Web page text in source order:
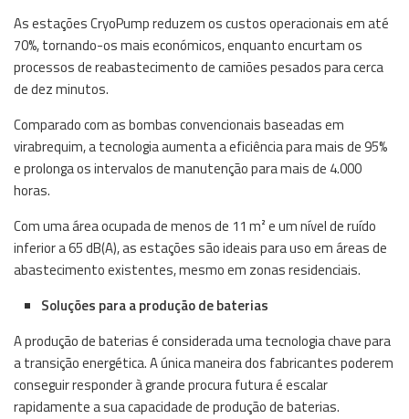
As estações CryoPump reduzem os custos operacionais em até
70%, tornando-os mais económicos, enquanto encurtam os
processos de reabastecimento de camiões pesados para cerca
de dez minutos.
Comparado com as bombas convencionais baseadas em
virabrequim, a tecnologia aumenta a eficiência para mais de 95%
e prolonga os intervalos de manutenção para mais de 4.000
horas.
Com uma área ocupada de menos de 11 m² e um nível de ruído
inferior a 65 dB(A), as estações são ideais para uso em áreas de
abastecimento existentes, mesmo em zonas residenciais.
Soluções para a produção de baterias
A produção de baterias é considerada uma tecnologia chave para
a transição energética. A única maneira dos fabricantes poderem
conseguir responder à grande procura futura é escalar
rapidamente a sua capacidade de produção de baterias.